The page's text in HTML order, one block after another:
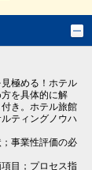
極める！ホテル
を具体的に解
き。ホテル旅館
ティングノウハ
事業性評価の必
目；プロセス指